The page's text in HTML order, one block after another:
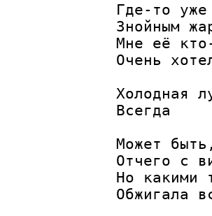
Где-то
Знойным
Мне её
Очень
Холодная
Всегда
Может
Отчего с
Но какими
Обжигала